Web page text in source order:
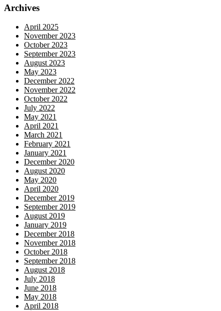
Archives
April 2025
November 2023
October 2023
September 2023
August 2023
May 2023
December 2022
November 2022
October 2022
July 2022
May 2021
April 2021
March 2021
February 2021
January 2021
December 2020
August 2020
May 2020
April 2020
December 2019
September 2019
August 2019
January 2019
December 2018
November 2018
October 2018
September 2018
August 2018
July 2018
June 2018
May 2018
April 2018